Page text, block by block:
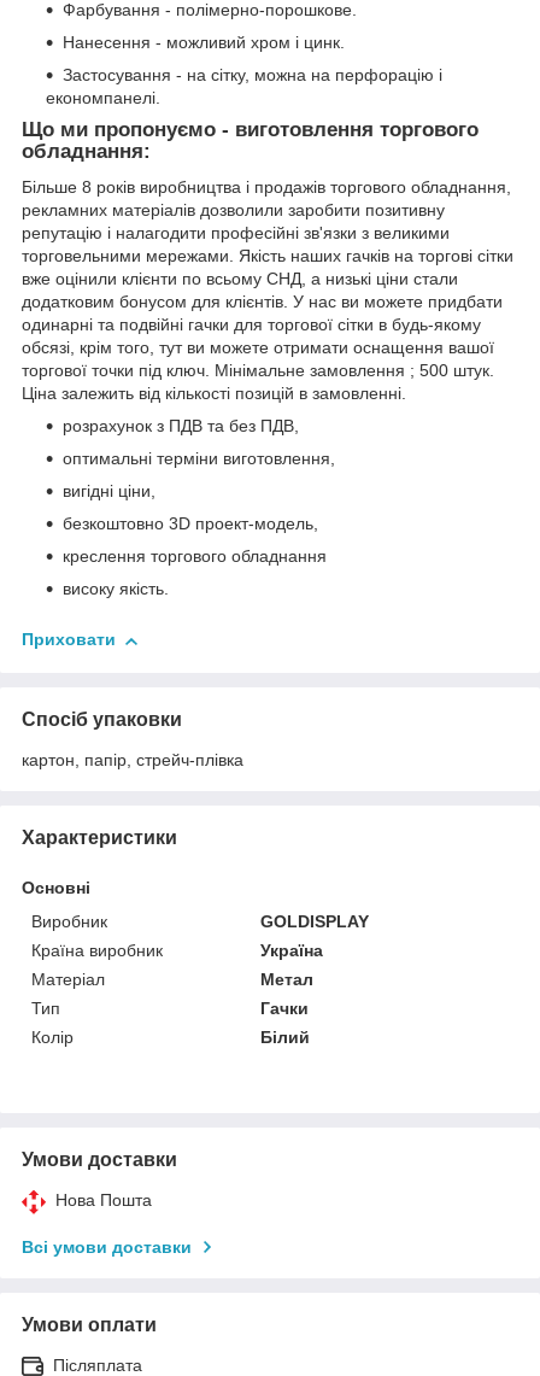
Фарбування - полімерно-порошкове.
Нанесення - можливий хром і цинк.
Застосування - на сітку, можна на перфорацію і
економпанелі.
Що ми пропонуємо - виготовлення торгового
обладнання:
Більше 8 років виробництва і продажів торгового обладнання,
рекламних матеріалів дозволили заробити позитивну
репутацію і налагодити професійні зв'язки з великими
торговельними мережами. Якість наших гачків на торгові сітки
вже оцінили клієнти по всьому СНД, а низькі ціни стали
додатковим бонусом для клієнтів. У нас ви можете придбати
одинарні та подвійні гачки для торгової сітки в будь-якому
обсязі, крім того, тут ви можете отримати оснащення вашої
торгової точки під ключ. Мінімальне замовлення ; 500 штук.
Ціна залежить від кількості позицій в замовленні.
розрахунок з ПДВ та без ПДВ,
оптимальні терміни виготовлення,
вигідні ціни,
безкоштовно 3D проект-модель,
креслення торгового обладнання
високу якість.
Приховати
Спосіб упаковки
картон, папір, стрейч-плівка
Характеристики
Основні
Виробник
GOLDISPLAY
Країна виробник
Україна
Матеріал
Метал
Тип
Гачки
Колір
Білий
Умови доставки
Нова Пошта
Всі умови доставки
Умови оплати
Післяплата